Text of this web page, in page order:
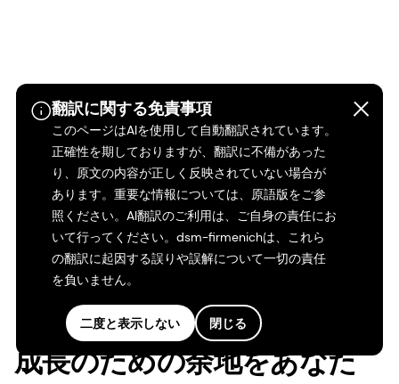
成長のための余地をあなた
「毎日が学びの日」と言われますが、私たちもその
通りだと考えています。私たち一人ひとりが、個人
として、そしてチームの一員として学び、成長でき
翻訳に関する免責事項
このページはAIを使用して自動翻訳されています。
正確性を期しておりますが、翻訳に不備があった
り、原文の内容が正しく反映されていない場合が
あります。重要な情報については、原語版をご参
照ください。AI翻訳のご利用は、ご自身の責任にお
いて行ってください。dsm-firmenichは、これら
の翻訳に起因する誤りや誤解について一切の責任
を負いません。
二度と表示しない 閉じる